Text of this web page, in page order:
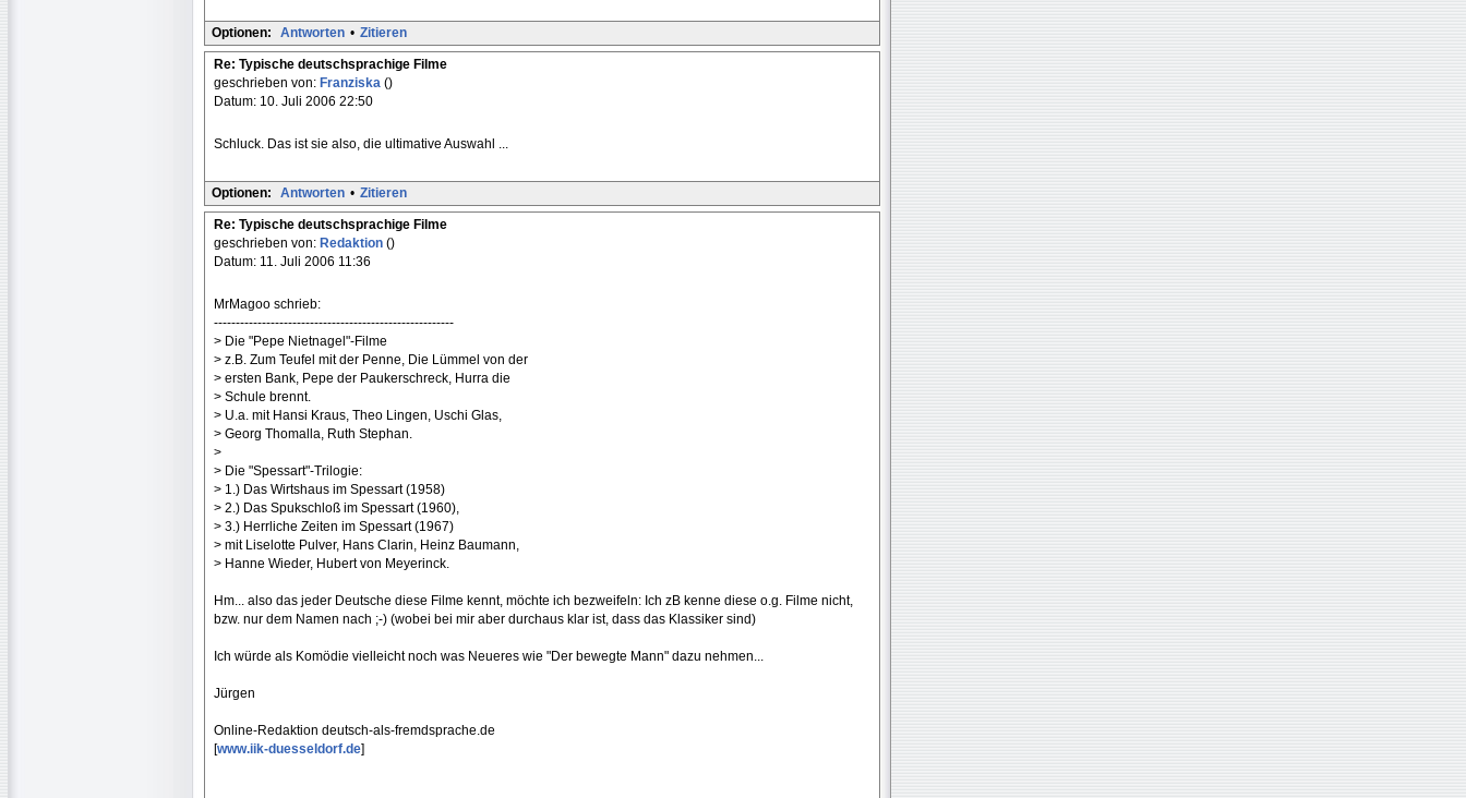
Optionen: Antworten • Zitieren
Re: Typische deutschsprachige Filme
geschrieben von: Franziska ()
Datum: 10. Juli 2006 22:50
Schluck. Das ist sie also, die ultimative Auswahl ...
Optionen: Antworten • Zitieren
Re: Typische deutschsprachige Filme
geschrieben von: Redaktion ()
Datum: 11. Juli 2006 11:36
MrMagoo schrieb:
-------------------------------------------------------
> Die "Pepe Nietnagel"-Filme
> z.B. Zum Teufel mit der Penne, Die Lümmel von der
> ersten Bank, Pepe der Paukerschreck, Hurra die
> Schule brennt.
> U.a. mit Hansi Kraus, Theo Lingen, Uschi Glas,
> Georg Thomalla, Ruth Stephan.
>
> Die "Spessart"-Trilogie:
> 1.) Das Wirtshaus im Spessart (1958)
> 2.) Das Spukschloß im Spessart (1960),
> 3.) Herrliche Zeiten im Spessart (1967)
> mit Liselotte Pulver, Hans Clarin, Heinz Baumann,
> Hanne Wieder, Hubert von Meyerinck.
Hm... also das jeder Deutsche diese Filme kennt, möchte ich bezweifeln: Ich zB kenne diese o.g. Filme nicht,
bzw. nur dem Namen nach ;-) (wobei bei mir aber durchaus klar ist, dass das Klassiker sind)
Ich würde als Komödie vielleicht noch was Neueres wie "Der bewegte Mann" dazu nehmen...
Jürgen
Online-Redaktion deutsch-als-fremdsprache.de
[www.iik-duesseldorf.de]